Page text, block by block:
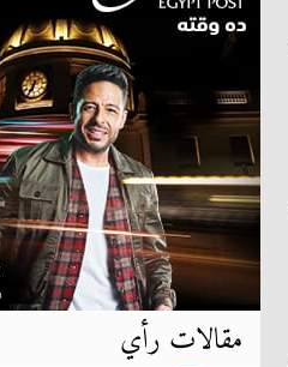
مقالات رأي